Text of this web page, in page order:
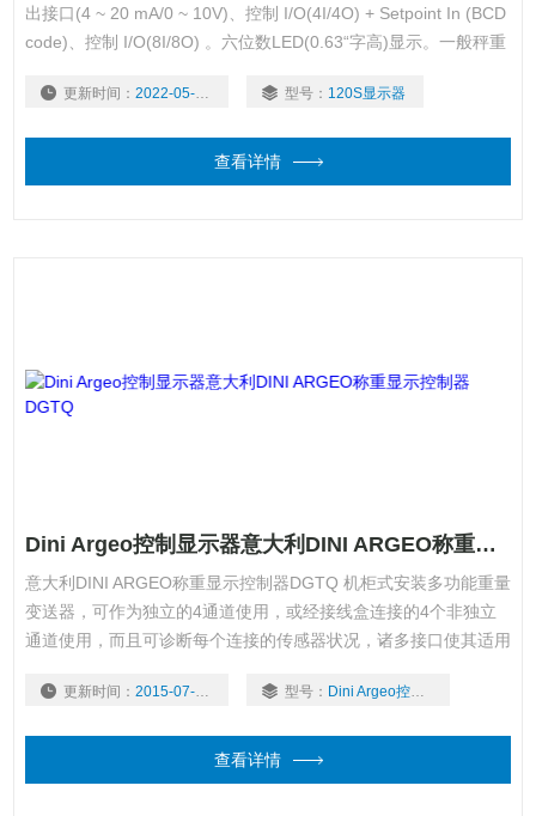
出接口(4 ~ 20 mA/0 ~ 10V)、控制 I/O(4I/4O) + Setpoint In (BCD
code)、控制 I/O(8I/8O) 。六位数LED(0.63“字高)显示。一般秤重
取样速度。可接 8 组 350 欧姆 感应器。
更新时间： 2022-05-25 型号： 120S显示器
查看详情
Dini Argeo控制显示器意大利DINI ARGEO称重显示控制器DGTQ
意大利DINI ARGEO称重显示控制器DGTQ 机柜式安装多功能重量
变送器，可作为独立的4通道使用，或经接线盒连接的4个非独立
通道使用，而且可诊断每个连接的传感器状况，诸多接口使其适用
45501）。 ：郭
更新时间： 2015-07-09 型号： Dini Argeo控制显示器
查看详情